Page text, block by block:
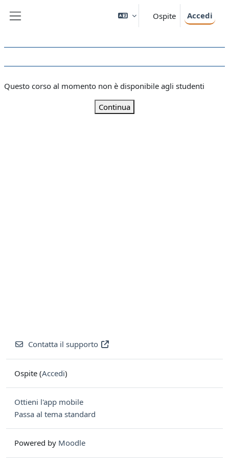
Ospite Accedi
Questo corso al momento non è disponibile agli studenti
Continua
Contatta il supporto
Ospite (Accedi)
Ottieni l'app mobile
Passa al tema standard
Powered by Moodle